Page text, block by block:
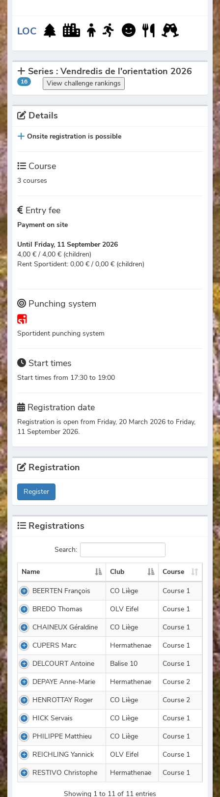
LOC
Series : Vendredis de l'orientation 2026
16 View challenge rankings
Details
Onsite registration is possible
Course
3 courses
Entry fee
Payment on site
Until Friday, 11 September 2026
4,00 € / 4,00 € (children)
Rent Sportident: 0,00 € / 0,00 € (children)
Punching system
Sportident punching system
Start times
Start times from 17:30 to 19:00
Registration date
Registration is open from Friday, 20 March 2026 to Friday,
11 September 2026.
Registration
Register
Registrations
Search:
Name Club Course
BEERTEN François CO Liège
Course 1
BREDO Thomas
OLV Eifel
Course 1
CHAINEUX Géraldine
CO Liège
Course 1
CUPERS Marc
Hermathenae
Course 1
DELCOURT Antoine
Balise 10
Course 1
DEPAYE Anne-Marie
Hermathenae
Course 2
HENROTTAY Roger
CO Liège
Course 2
HICK Servais
CO Liège
Course 1
PHILIPPE Matthieu
CO Liège
Course 1
REICHLING Yannick
OLV Eifel
Course 1
RESTIVO Christophe
Hermathenae Course 1
Showing 1 to 11 of 11 entries